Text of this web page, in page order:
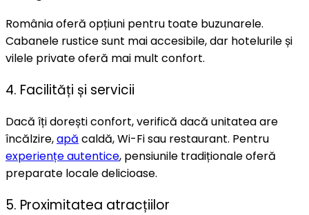
România oferă opțiuni pentru toate buzunarele.
Cabanele rustice sunt mai accesibile, dar hotelurile și
vilele private oferă mai mult confort.
4. Facilități și servicii
Dacă îți dorești confort, verifică dacă unitatea are
încălzire,apă caldă, Wi-Fi sau restaurant. Pentru
experiențe autentice, pensiunile tradiționale oferă
preparate locale delicioase.
5. Proximitatea atracțiilor